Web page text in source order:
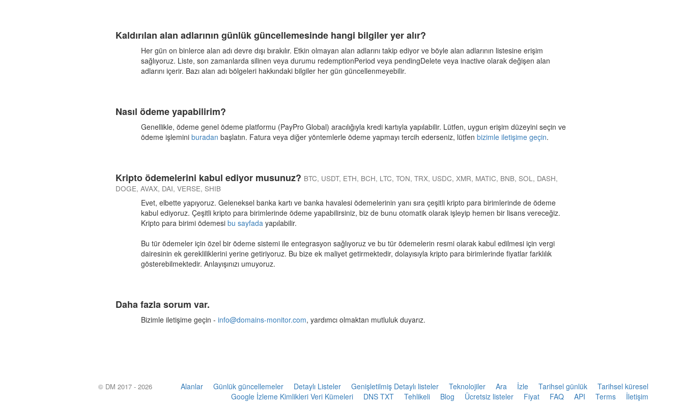
Kaldırılan alan adlarının günlük güncellemesinde hangi bilgiler yer alır?
Her gün on binlerce alan adı devre dışı bırakılır. Etkin olmayan alan adlarını takip ediyor ve böyle alan adlarının listesine erişim
sağlıyoruz. Liste, son zamanlarda silinen veya durumu redemptionPeriod veya pendingDelete veya inactive olarak değişen alan
adlarını içerir. Bazı alan adı bölgeleri hakkındaki bilgiler her gün güncellenmeyebilir.
Nasıl ödeme yapabilirim?
Genellikle, ödeme genel ödeme platformu (PayPro Global) aracılığıyla kredi kartıyla yapılabilir. Lütfen, uygun erişim düzeyini seçin ve
ödeme işleminiburadan başlatın. Fatura veya diğer yöntemlerle ödeme yapmayı tercih ederseniz, lütfenbizimle iletişime geçin.
Kripto ödemelerini kabul ediyor musunuz? BTC, USDT, ETH, BCH, LTC, TON, TRX, USDC, XMR, MATIC, BNB, SOL, DASH,
DOGE, AVAX, DAI, VERSE, SHIB
Evet, elbette yapıyoruz. Geleneksel banka kartı ve banka havalesi ödemelerinin yanı sıra çeşitli kripto para birimlerinde de ödeme
kabul ediyoruz. Çeşitli kripto para birimlerinde ödeme yapabilirsiniz, biz de bunu otomatik olarak işleyip hemen bir lisans vereceğiz.
Kripto para birimi ödemesibu sayfada yapılabilir.
Bu tür ödemeler için özel bir ödeme sistemi ile entegrasyon sağlıyoruz ve bu tür ödemelerin resmi olarak kabul edilmesi için vergi
dairesinin ek gerekliliklerini yerine getiriyoruz. Bu bize ek maliyet getirmektedir, dolayısıyla kripto para birimlerinde fiyatlar farklılık
gösterebilmektedir. Anlayışınızı umuyoruz.
Daha fazla sorum var.
Bizimle iletişime geçin -info@domains-monitor.com, yardımcı olmaktan mutluluk duyarız.
© DM 2017 - 2026 Alanlar Günlük güncellemeler Detaylı Listeler Genişletilmiş Detaylı listeler Teknolojiler Ara İzle Tarihsel günlük
Tarihsel küresel
Google İzleme Kimlikleri Veri Kümeleri
DNS TXT Tehlikeli Blog Ücretsiz listeler Fiyat FAQ API Terms İletişim